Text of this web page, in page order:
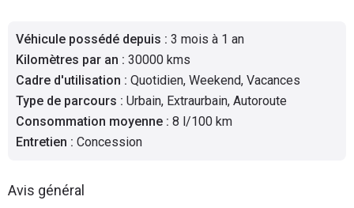
Flottes
Auto
Services
Moto
Véhicule possédé depuis : 3 mois à 1 an
Kilomètres par an : 30000 kms
Cadre d'utilisation : Quotidien, Weekend, Vacances
Type de parcours : Urbain, Extraurbain, Autoroute
Consommation moyenne : 8 l/100 km
Entretien : Concession
Avis général